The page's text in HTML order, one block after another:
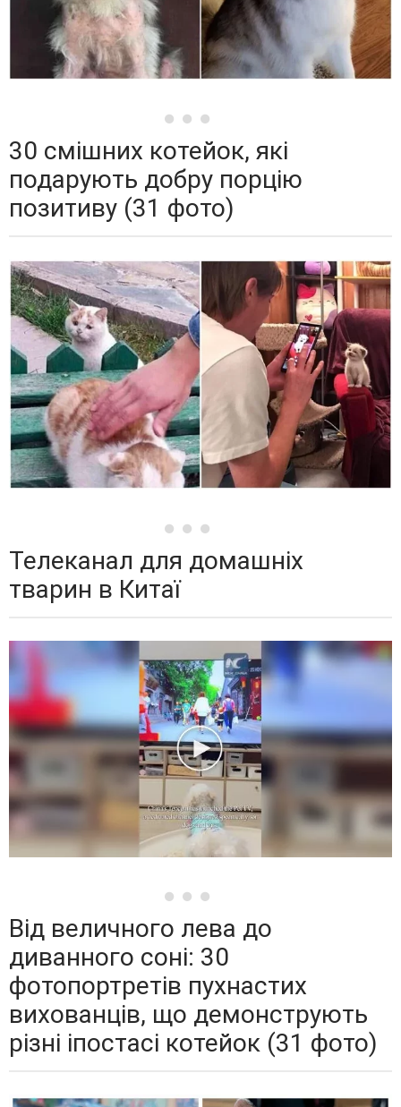
30 смішних котейок, які
подарують добру порцію
позитиву (31 фото)
Телеканал для домашніх
тварин в Китаї
Від величного лева до
диванного соні: 30
фотопортретів пухнастих
вихованців, що демонструють
різні іпостасі котейок (31 фото)